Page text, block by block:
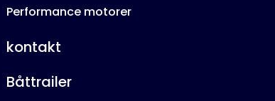
Performance motorer
kontakt
Båttrailer